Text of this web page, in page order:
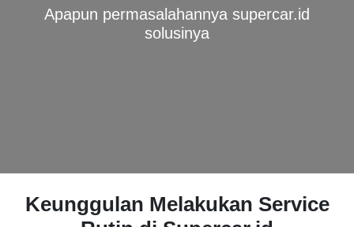
Apapun permasalahannya supercar.id
solusinya
Keunggulan Melakukan Service